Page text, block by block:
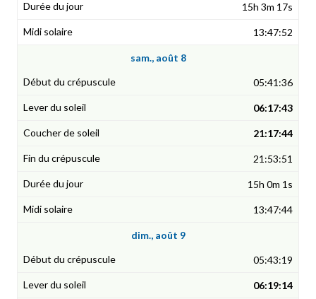
15h 3m 17s
13:47:52
sam., août 8
05:41:36
06:17:43
21:17:44
21:53:51
15h 0m 1s
13:47:44
dim., août 9
05:43:19
06:19:14